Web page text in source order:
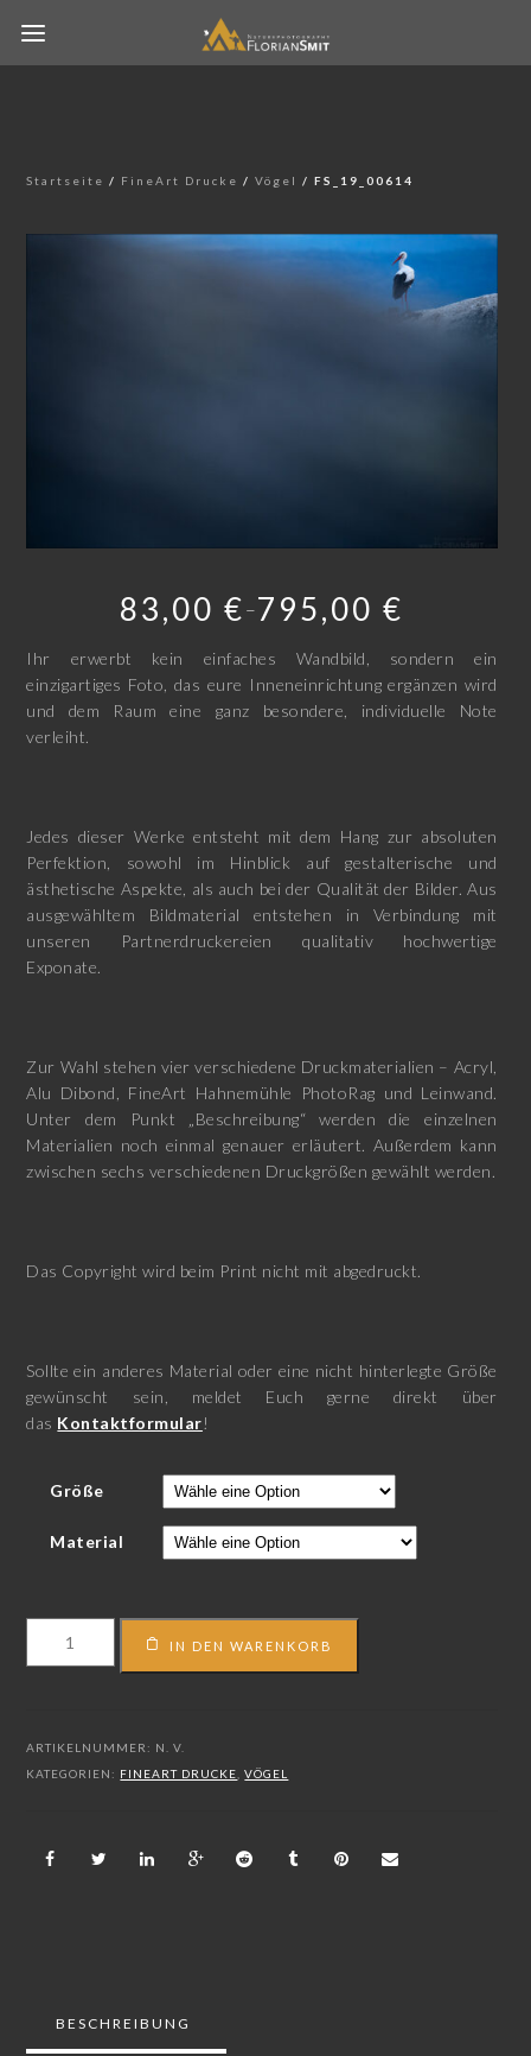
Startseite / FineArt Drucke /Vögel / FS_19_00614
83,00€ –795,00 €
Ihr erwerbt kein einfaches Wandbild, sondern ein
einzigartiges Foto, das eure Inneneinrichtung ergänzen wird
und dem Raum eine ganz besondere, individuelle Note
verleiht.
Jedes dieser Werke entsteht mit dem Hang zur absoluten
Perfektion, sowohl im Hinblick auf gestalterische und
ästhetische Aspekte, als auch bei der Qualität der Bilder. Aus
ausgewähltem Bildmaterial entstehen in Verbindung mit
unseren Partnerdruckereien qualitativ hochwertige
Exponate.
Zur Wahl stehen vier verschiedene Druckmaterialien – Acryl,
Alu Dibond, FineArt Hahnemühle PhotoRag und Leinwand.
Unter dem Punkt „Beschreibung“ werden die einzelnen
Materialien noch einmal genauer erläutert. Außerdem kann
zwischen sechs verschiedenen Druckgrößen gewählt werden.
Das Copyright wird beim Print nicht mit abgedruckt.
Sollte ein anderes Material oder eine nicht hinterlegte Größe
gewünscht sein, meldet Euch gerne direkt über
das Kontaktformular!
Größe
Material
Menge
IN DEN WARENKORB
ARTIKELNUMMER: N. V.
KATEGORIEN: FINEART DRUCKE ,VÖGEL
BESCHREIBUNG